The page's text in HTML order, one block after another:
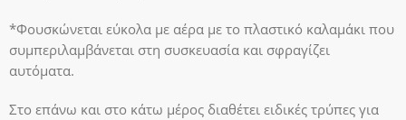
*Φουσκώνεται εύκολα με αέρα με το πλαστικό καλαμάκι που
συμπεριλαμβάνεται στη συσκευασία και σφραγίζει
αυτόματα.
Στο επάνω και στο κάτω μέρος διαθέτει ειδικές τρύπες για